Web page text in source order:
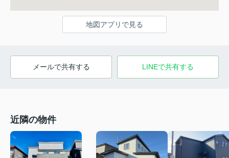
地図アプリで見る
メールで共有する LINEで共有する
近隣の物件